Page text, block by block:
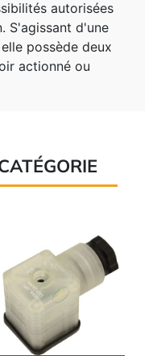
autorisées
S'agissant d'une
possède deux
actionné ou